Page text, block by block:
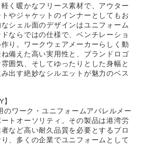
く暖かなフリース素材で、アウター
やジャケットのインナーとしてもお
シェル面のデザインはユニフォーム
ならではの仕様で、ベンチレーショ
り。ワークウェアメーカーらしく動
備えた高い実用性と、ブランドロゴ
囲気、そしてゆったりとした身幅と
出す絶妙なシルエットが魅力のベス
のワーク・ユニフォームアパレルメー
トオーソリティ。その製品は港湾労
など高い耐久品質を必要とするプロ
、多くの企業でユニフォームとして